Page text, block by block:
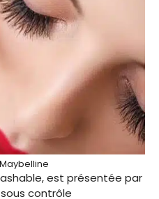
est présentée par
contrôle